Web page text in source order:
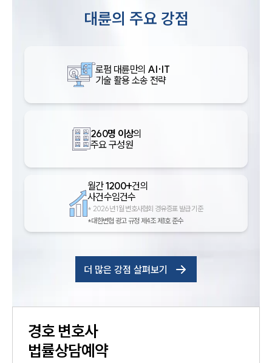
대륜의 주요 강점
로펌 대륜만의 AI·IT
기술 활용 소송 전략
260명 이상의
주요 구성원
월간1200+건의
사건수임건수
* 2026년 1월 변호사협회 경유증표 발급 기준
*대한변협 광고 규정 제4조 제1호 준수
더 많은 강점 살펴보기
경호 변호사
법률상담예약